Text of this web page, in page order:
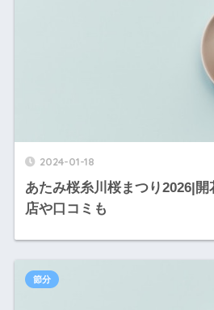
2024-01-18
あたみ桜糸川桜まつり2026|
店や口コミも
節分